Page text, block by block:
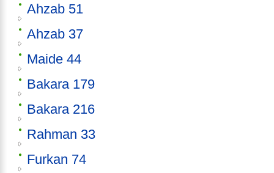
Ahzab 51
Ahzab 37
Maide 44
Bakara 179
Bakara 216
Rahman 33
Furkan 74